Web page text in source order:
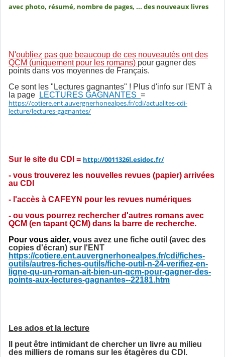
avec photo, résumé, nombre de pages, ... des nouveaux livres
N'oubliez pas que beaucoup de ces nouveautés ont des
QCM (uniquement pour les romans) pour gagner des
points dans vos moyennes de Français.
Ce sont les "Lectures gagnantes" ! Plus d'info sur l'ENT à
la page
LECTURES GAGNANTES =
https://cotiere.ent.auvergnerhonealpes.fr/cdi/actualites-cdi-
lecture/lectures-gagnantes/
Sur le site du CDI = http://0011326l.esidoc.fr/
- vous trouverez les nouvelles revues (papier) arrivées
au CDI
- l'accès à CAFEYN pour les revues numériques
- ou vous pourrez rechercher d'autres romans avec
QCM (en tapant QCM) dans la barre de recherche.
Pour vous aider, vous avez une fiche outil (avec des
copies d'écran) sur l'ENT
https://cotiere.ent.auvergnerhonealpes.fr/cdi/fiches-
outils/autres-fiches-outils/fiche-outil-n-24-verifiez-en-
ligne-qu-un-roman-ait-bien-un-qcm-pour-gagner-des-
points-aux-lectures-gagnantes--22181.htm
Les ados et la lecture
Il peut être intimidant de chercher un livre au milieu
des milliers de romans sur les étagères du CDI.